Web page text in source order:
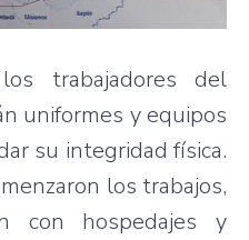
trabajadores del
uniformes y equipos
su integridad física.
los trabajos,
con hospedajes y